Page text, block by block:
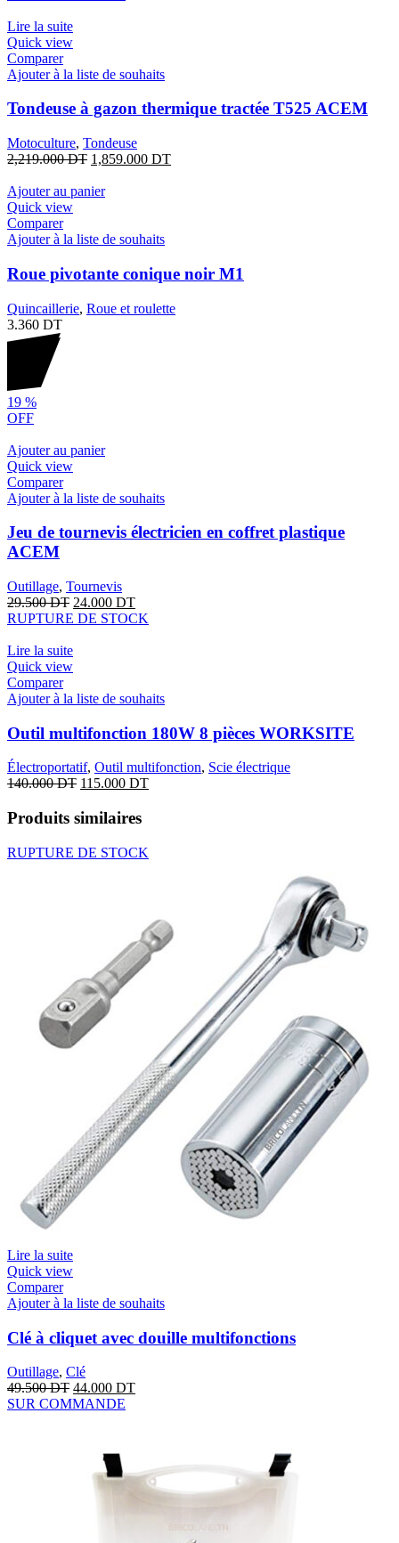
Lire la suite
Quick view
Comparer
Ajouter à la liste de souhaits
Tondeuse à gazon thermique tractée T525 ACEM
Motoculture, Tondeuse
2,219.000DT 1,859.000 DT
Ajouter au panier
Quick view
Comparer
Ajouter à la liste de souhaits
Roue pivotante conique noir M1
Quincaillerie, Roue et roulette
3.360 DT
19 %
OFF
Ajouter au panier
Quick view
Comparer
Ajouter à la liste de souhaits
Jeu de tournevis électricien en coffret plastique
ACEM
Outillage, Tournevis
29.500DT 24.000 DT
RUPTURE DE STOCK
Lire la suite
Quick view
Comparer
Ajouter à la liste de souhaits
Outil multifonction 180W 8 pièces WORKSITE
Électroportatif, Outil multifonction, Scie électrique
140.000DT 115.000 DT
Produits similaires
RUPTURE DE STOCK
Lire la suite
Quick view
Comparer
Ajouter à la liste de souhaits
Clé à cliquet avec douille multifonctions
Outillage, Clé
49.500DT 44.000 DT
SUR COMMANDE